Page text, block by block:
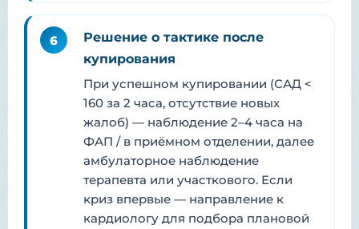
6
Решение о тактике после
купирования
При успешном купировании (САД <
160 за 2 часа, отсутствие новых
жалоб) — наблюдение 2–4 часа на
ФАП / в приёмном отделении, далее
амбулаторное наблюдение
терапевта или участкового. Если
криз впервые — направление к
кардиологу для подбора плановой